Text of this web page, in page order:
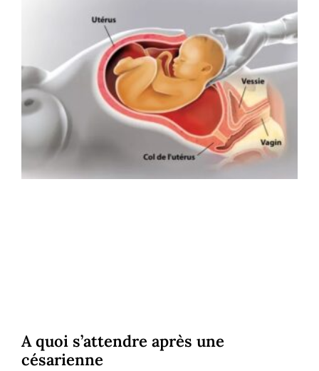
A quoi s’attendre après une
césarienne